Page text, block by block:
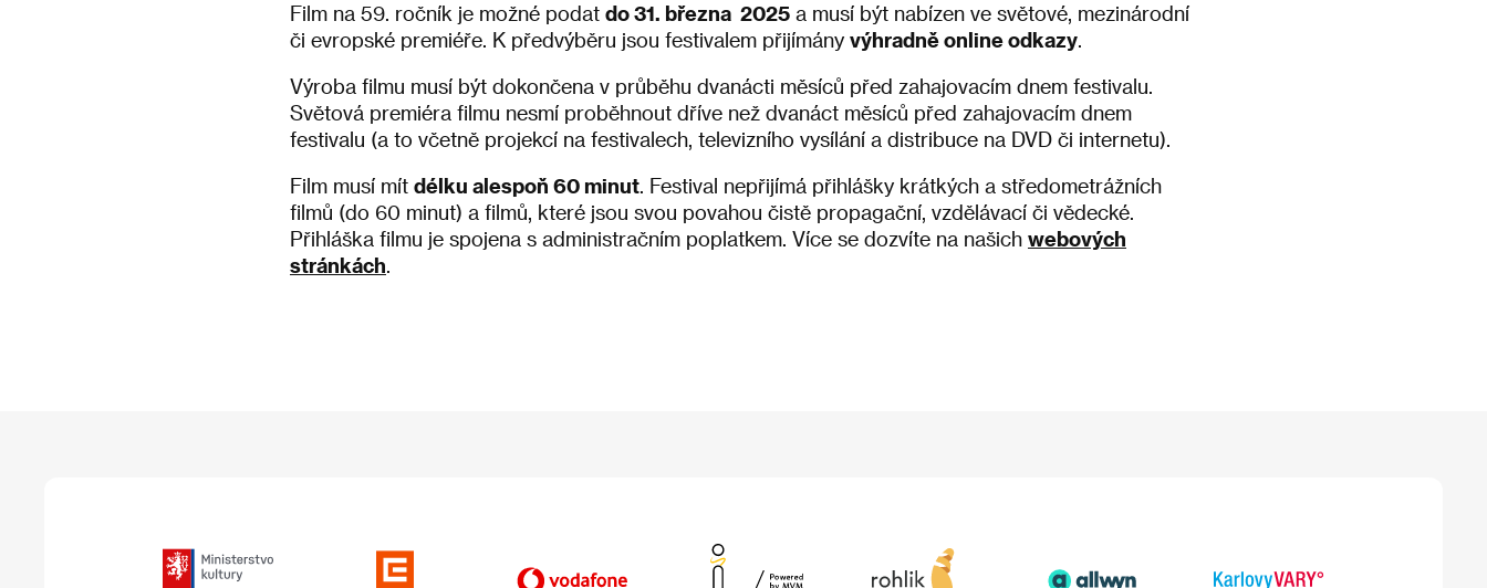
Film na 59. ročník je možné podat do 31. března 2025 a musí být nabízen ve světové, mezinárodní
či evropské premiéře. K předvýběru jsou festivalem přijímány výhradně online odkazy
Výroba filmu musí být dokončena v průběhu dvanácti měsíců před zahajovacím dnem festivalu.
Světová premiéra filmu nesmí proběhnout dříve než dvanáct měsíců před zahajovacím dnem
festivalu (a to včetně projekcí na festivalech, televizního vysílání a distribuce na DVD či internetu).
Film musí mít délku alespoň 60 minut . Festival nepřijímá přihlášky krátkých a středometrážních
filmů (do 60 minut) a filmů, které jsou svou povahou čistě propagační, vzdělávací či vědecké.
Přihláška filmu je spojena s administračním poplatkem. Více se dozvíte na našich webových
stránkách